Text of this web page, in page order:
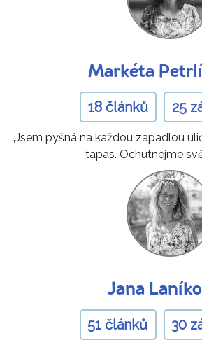
Markéta
18 článků 25
„Jsem pyšná na každou zapadlou
tapas. Ochutnejme
Jana
51 článků 30